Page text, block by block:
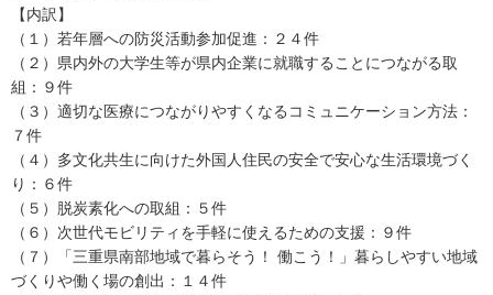
【内訳】
（１）若年層への防災活動参加促進：２４件
（２）県内外の大学生等が県内企業に就職することにつながる取
組：９件
（３）適切な医療につながりやすくなるコミュニケーション方法：
７件
（４）多文化共生に向けた外国人住民の安全で安心な生活環境づく
り：６件
（５）脱炭素化への取組：５件
（６）次世代モビリティを手軽に使えるための支援：９件
（７）「三重県南部地域で暮らそう！ 働こう！」暮らしやすい地域
づくりや働く場の創出：１４件